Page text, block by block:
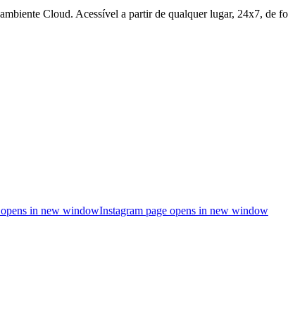
Cloud. Acessível a partir de qualquer lugar, 24x7, de
in new windowInstagram page opens in new window